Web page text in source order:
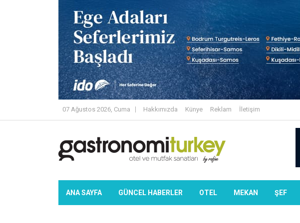
07 Ağustos 2026, Cuma Hakkımızda Künye Reklam İletişim
ANA SAYFA GÜNCEL HABERLER OTEL MEKAN ŞEF